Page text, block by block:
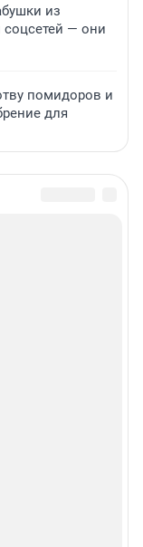
из
соцсетей — они
помидоров и
для